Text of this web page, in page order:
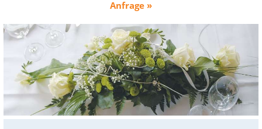
Anfrage »